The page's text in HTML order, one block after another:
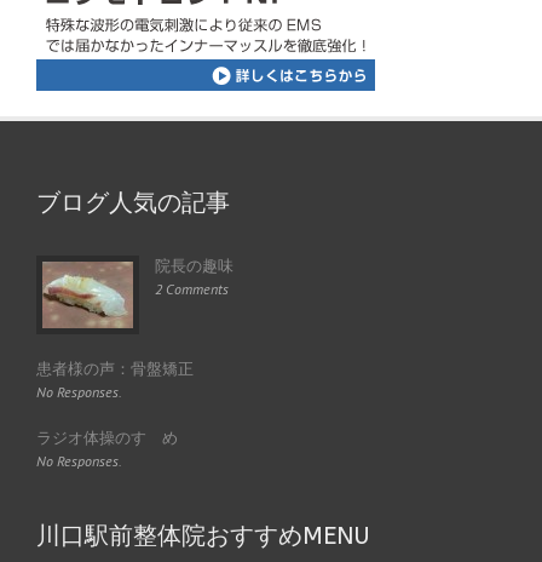
ブログ人気の記事
院長の趣味
2 Comments
患者様の声：骨盤矯正
No Responses.
ラジオ体操のすゝめ
No Responses.
川口駅前整体院おすすめMENU